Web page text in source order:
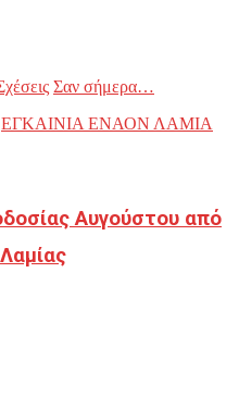
Σαν σήμερα…
ΕΓΚΑΙΝΙΑ ΕΝΑΟΝ ΛΑΜΙΑ
Αυγούστου από